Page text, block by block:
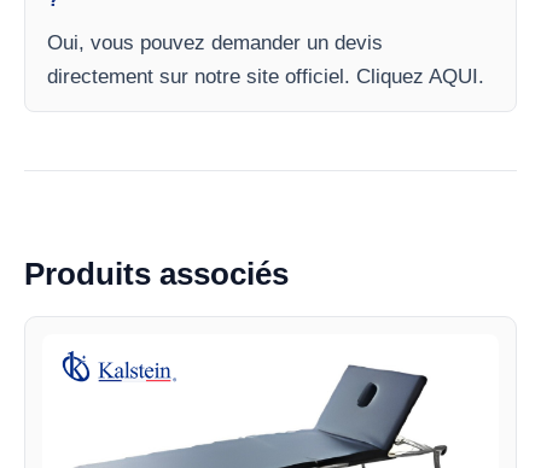
Oui, vous pouvez demander un devis
directement sur notre site officiel. Cliquez AQUI.
Produits associés